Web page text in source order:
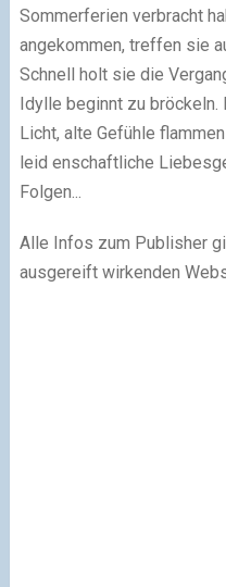
Sommerferien verbracht
angekommen, treffen sie
Schnell holt sie die
Idylle beginnt zu bröckeln.
Licht, alte Gefühle
leid enschaftliche
Folgen...
Alle Infos zum Publisher
ausgereift wirkenden